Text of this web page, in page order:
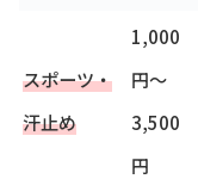
スポーツ・
汗止め
1,000
円～
3,500
円